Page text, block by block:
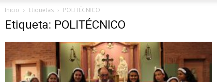
Inicio Etiquetas POLITÉCNICO
Etiqueta: POLITÉCNICO